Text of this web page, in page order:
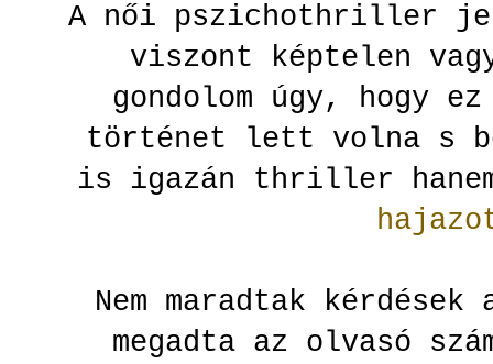
A női pszichothriller
viszont képtelen
gondolom úgy, hogy
történet lett volna s
is igazán thriller
Nem maradtak
megadta az olvasó